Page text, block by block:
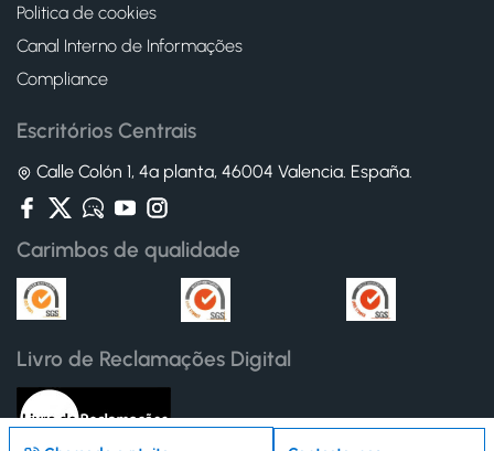
Politica de cookies
Canal Interno de Informações
Compliance
Escritórios Centrais
Calle Colón 1, 4ª planta, 46004 Valencia. España.
Carimbos de qualidade
Livro de Reclamações Digital